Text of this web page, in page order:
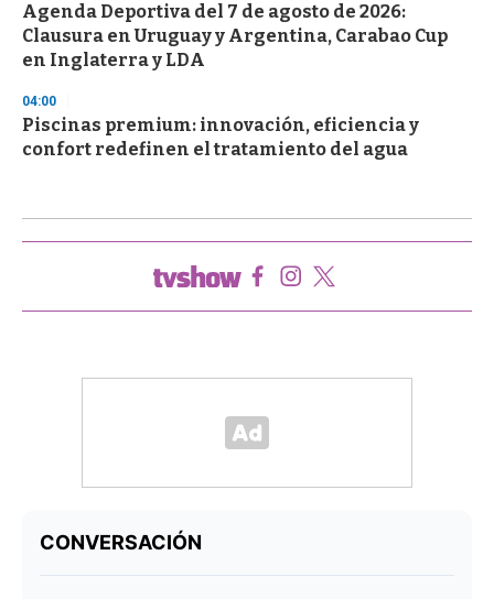
Agenda Deportiva del 7 de agosto de 2026:
Clausura en Uruguay y Argentina, Carabao Cup
en Inglaterra y LDA
04:00
Piscinas premium: innovación, eficiencia y
confort redefinen el tratamiento del agua